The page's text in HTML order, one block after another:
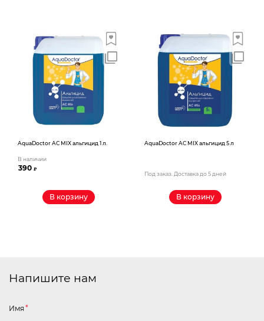
AquaDoctor AС MIX альгицид 1 л.
В наличии
390₽
В корзину
AquaDoctor AС MIX альгицид 5 л
Под заказ. Доставка до 5 дней
В корзину
Напишите нам
Имя *